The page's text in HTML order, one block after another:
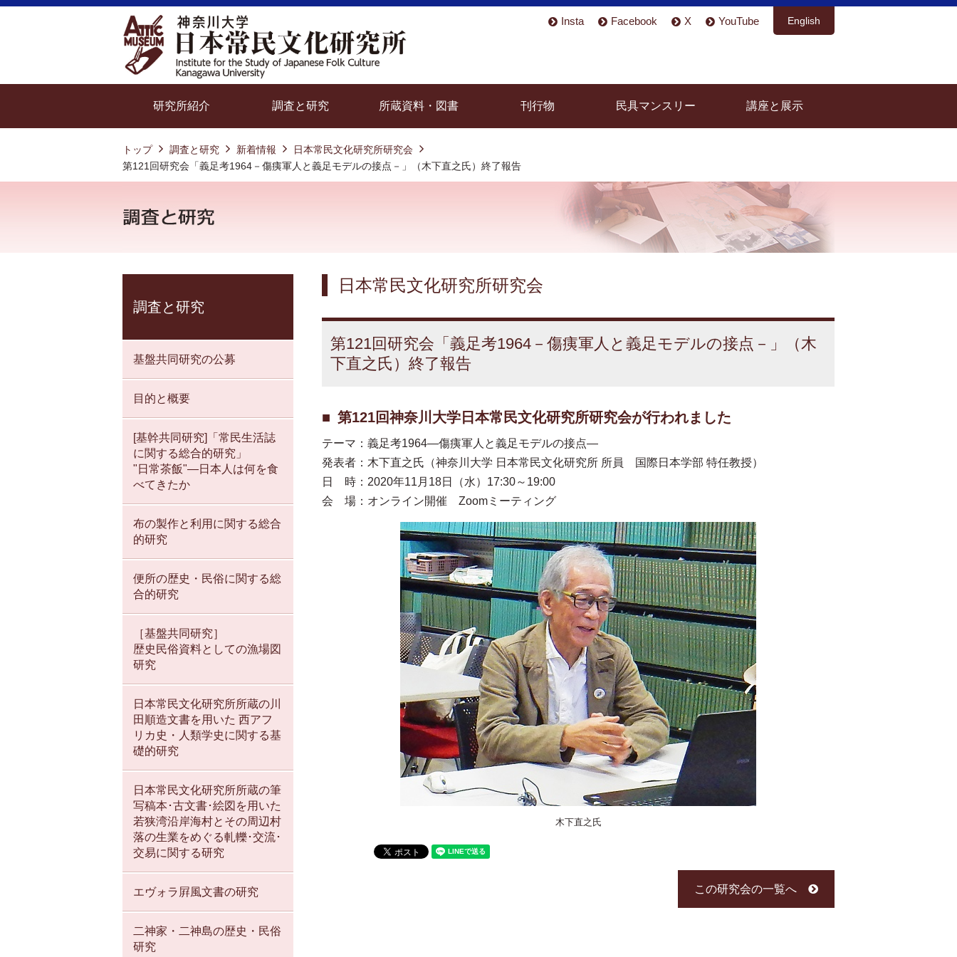
English
Insta Facebook X YouTube
研究所紹介 調査と研究 所蔵資料・図書 刊行物 民具マンスリー 講座と展示
トップ 調査と研究 新着情報
日本常民文化研究所研究会
第121回研究会「義足考1964－傷痍軍人と義足モデルの接点－」（木下直之氏）終了報告
日本常民文化研究所研究会
第121回研究会「義足考1964－傷痍軍人と義足モデルの接点－」（木
下直之氏）終了報告
第121回神奈川大学日本常民文化研究所研究会が行われました
テーマ：義足考1964—傷痍軍人と義足モデルの接点—
発表者：木下直之氏（神奈川大学 日本常民文化研究所 所員 国際日本学部 特任教授）
日 時：2020年11月18日（水）17:30～19:00
会 場：オンライン開催 Zoomミーティング
木下直之氏
この研究会の一覧へ
調査と研究
基盤共同研究の公募
目的と概要
[基幹共同研究]「常民生活誌
に関する総合的研究」
"日常茶飯"—日本人は何を食
べてきたか
布の製作と利用に関する総合
的研究
便所の歴史・民俗に関する総
合的研究
［基盤共同研究］
歴史民俗資料としての漁場図
研究
日本常民文化研究所所蔵の川
田順造文書を用いた 西アフ
リカ史・人類学史に関する基
礎的研究
日本常民文化研究所所蔵の筆
写稿本･古文書･絵図を用いた
若狭湾沿岸海村とその周辺村
落の生業をめぐる軋轢･交流･
交易に関する研究
エヴォラ屛風文書の研究
二神家・二神島の歴史・民俗
研究